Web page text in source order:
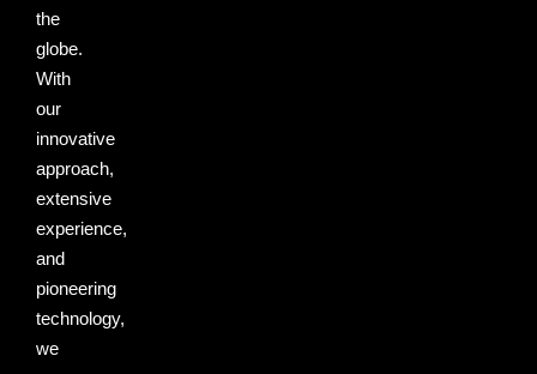
the
globe.
With
our
innovative
approach,
extensive
experience,
and
pioneering
technology,
we